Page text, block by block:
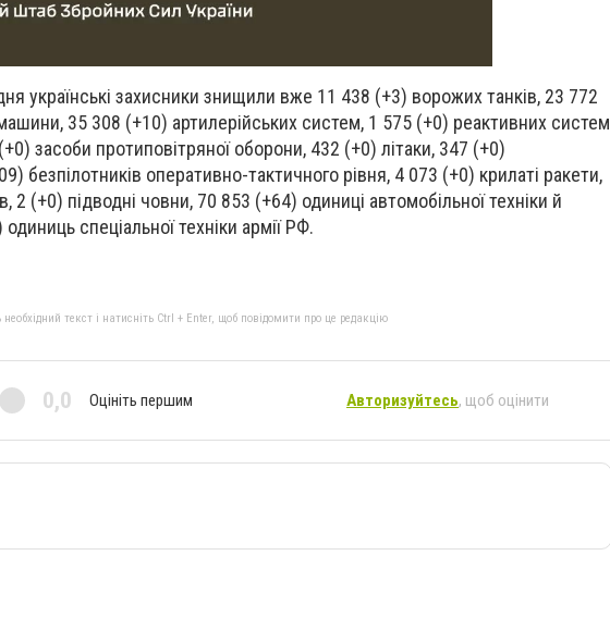
українські захисники знищили вже 11 438 (+3) ворожих танків, 23 772
35 308 (+10) артилерійських систем, 1 575 (+0) реактивних систем
засоби протиповітряної оборони, 432 (+0) літаки, 347 (+0)
безпілотників оперативно-тактичного рівня, 4 073 (+0) крилаті ракети,
2 (+0) підводні човни, 70 853 (+64) одиниці автомобільної техніки й
спеціальної техніки армії РФ.
текст і натисніть Ctrl + Enter, щоб повідомити про це редакцію
0,0 Оцініть першим Авторизуйтесь, щоб оцінити